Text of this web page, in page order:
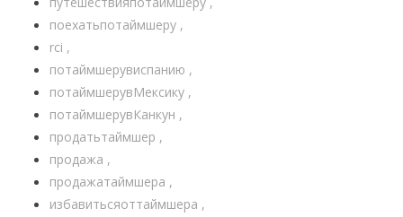
поехатьпотаймшеру
rci
потаймшерувиспанию
потаймшерувМексику
потаймшерувКанкун
продатьтаймшер
продажа
продажатаймшера
избавитьсяоттаймшера